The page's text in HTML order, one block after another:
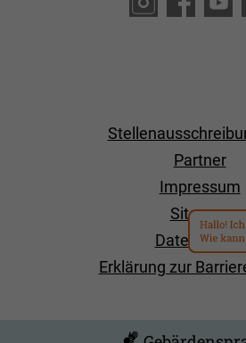
Partner
Impressum
Sitemap
Datenschutz
Erklärung zur